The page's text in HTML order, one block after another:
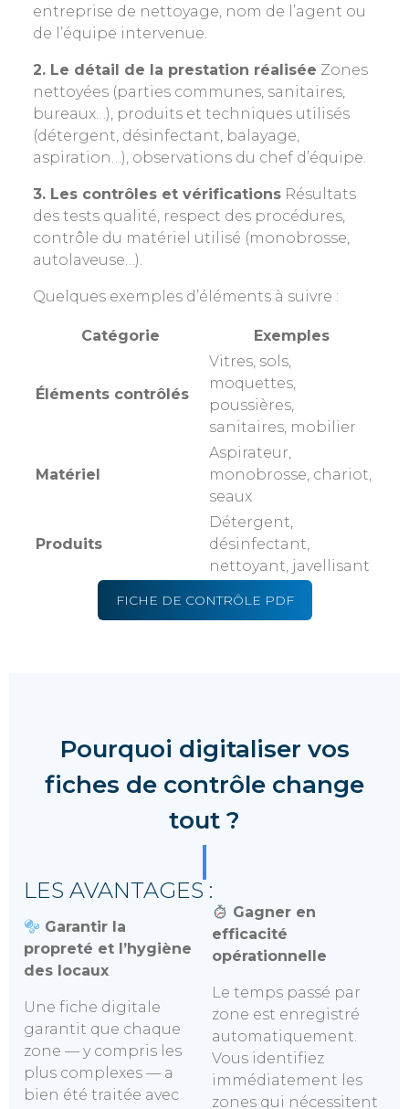
entreprise de nettoyage, nom de l’agent ou
de l’équipe intervenue.
2. Le détail de la prestation réalisée Zones
nettoyées (parties communes, sanitaires,
bureaux…), produits et techniques utilisés
(détergent, désinfectant, balayage,
aspiration…), observations du chef d’équipe.
3. Les contrôles et vérifications Résultats
des tests qualité, respect des procédures,
contrôle du matériel utilisé (monobrosse,
autolaveuse…).
Quelques exemples d’éléments à suivre :
Catégorie Exemples
Éléments contrôlés
Vitres, sols,
moquettes,
poussières,
sanitaires, mobilier
Matériel
Aspirateur,
monobrosse, chariot,
seaux
Produits
Détergent,
désinfectant,
nettoyant, javellisant
FICHE DE CONTRÔLE PDF
Pourquoi digitaliser vos
fiches de contrôle change
tout ?
LES AVANTAGES :
Garantir la
propreté et l’hygiène
des locaux
Une fiche digitale
garantit que chaque
zone — y compris les
plus complexes — a
bien été traitée avec
Gagner en
efficacité
opérationnelle
Le temps passé par
zone est enregistré
automatiquement.
Vous identifiez
immédiatement les
zones qui nécessitent